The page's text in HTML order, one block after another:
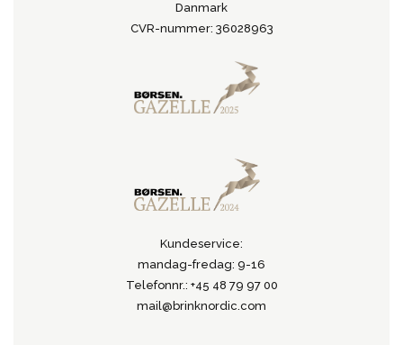
Danmark
CVR-nummer: 36028963
Kundeservice:
mandag-fredag: 9-16
Telefonnr.: +45 48 79 97 00
mail@brinknordic.com